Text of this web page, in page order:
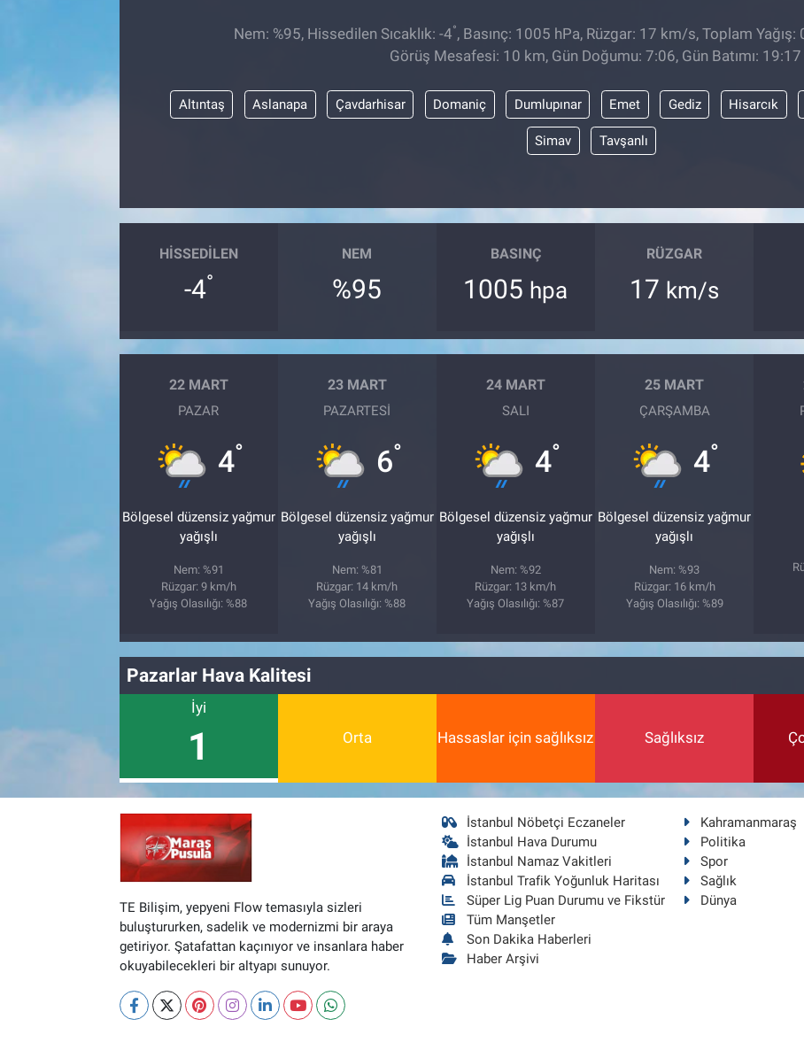
Nem: %95, Hissedilen Sıcaklık: -4°, Basınç: 1005 hPa, Rüzgar: 17 km/s, Toplam Yağış:
Görüş Mesafesi: 10 km, Gün Doğumu: 7:06, Gün Batımı: 19:17
Altıntaş Aslanapa Çavdarhisar Domaniç Dumlupınar Emet Gediz Hisarcık
Simav Tavşanlı
HISSEDILEN
-4°
NEM
%95
BASINÇ
1005 hpa
RÜZGAR
17 km/s
22 MART
PAZAR
4°
Bölgesel düzensiz yağmur
yağışlı
Nem: %91
Rüzgar: 9 km/h
Yağış Olasılığı: %88
23 MART
PAZARTESI
6°
Bölgesel düzensiz yağmur
yağışlı
Nem: %81
Rüzgar: 14 km/h
Yağış Olasılığı: %88
24 MART
SALI
4°
Bölgesel düzensiz yağmur
yağışlı
Nem: %92
Rüzgar: 13 km/h
Yağış Olasılığı: %87
25 MART
ÇARŞAMBA
4°
Bölgesel düzensiz yağmur
yağışlı
Nem: %93
Rüzgar: 16 km/h
Yağış Olasılığı: %89
Pazarlar Hava Kalitesi
İyi
1 Orta Hassaslar için sağlıksız Sağlıksız
TE Bilişim, yepyeni Flow temasıyla sizleri
buluştururken, sadelik ve modernizmi bir araya
getiriyor. Şatafattan kaçınıyor ve insanlara haber
okuyabilecekleri bir altyapı sunuyor.
İstanbul Nöbetçi Eczaneler
İstanbul Hava Durumu
İstanbul Namaz Vakitleri
İstanbul Trafik Yoğunluk Haritası
Süper Lig Puan Durumu ve Fikstür
Tüm Manşetler
Son Dakika Haberleri
Haber Arşivi
Kahramanmaraş
Politika
Spor
Sağlık
Dünya
Bilim, Teknoloji